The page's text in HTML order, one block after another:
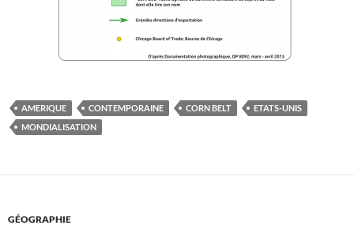
AMERIQUE CONTEMPORAINE CORN BELT
ETATS-UNIS
MONDIALISATION
GÉOGRAPHIE